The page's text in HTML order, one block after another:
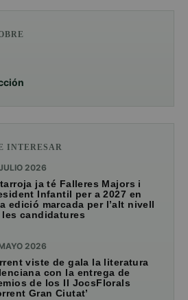
INTERESAR
2026
ja té Falleres Majors i
Infantil per a 2027 en
edició marcada per l’alt nivell
les candidatures
2026
viste de gala la literatura
con la entrega de
de los II JocsFlorals
Gran Ciutat’